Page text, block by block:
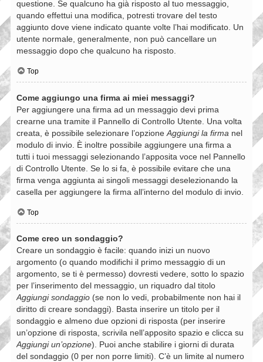
questione. Se qualcuno ha già risposto al tuo messaggio,
quando effettui una modifica, potresti trovare del testo
aggiunto dove viene indicato quante volte l’hai modificato. Un
utente normale, generalmente, non può cancellare un
messaggio dopo che qualcuno ha risposto.
Top
Come aggiungo una firma ai miei messaggi?
Per aggiungere una firma ad un messaggio devi prima
crearne una tramite il Pannello di Controllo Utente. Una volta
creata, è possibile selezionare l’opzione Aggiungi la firma nel
modulo di invio. È inoltre possibile aggiungere una firma a
tutti i tuoi messaggi selezionando l’apposita voce nel Pannello
di Controllo Utente. Se lo si fa, è possibile evitare che una
firma venga aggiunta ai singoli messaggi deselezionando la
casella per aggiungere la firma all’interno del modulo di invio.
Top
Come creo un sondaggio?
Creare un sondaggio è facile: quando inizi un nuovo
argomento (o quando modifichi il primo messaggio di un
argomento, se ti è permesso) dovresti vedere, sotto lo spazio
per l’inserimento del messaggio, un riquadro dal titolo
Aggiungi sondaggio (se non lo vedi, probabilmente non hai il
diritto di creare sondaggi). Basta inserire un titolo per il
sondaggio e almeno due opzioni di risposta (per inserire
un’opzione di risposta, scrivila nell’apposito spazio e clicca su
Aggiungi un’opzione). Puoi anche stabilire i giorni di durata
del sondaggio (0 per non porre limiti). C’è un limite al numero